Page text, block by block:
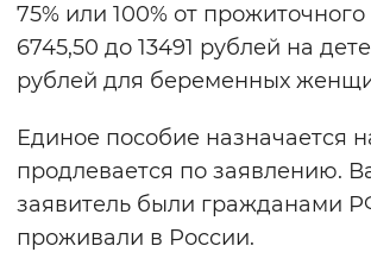
75% или 100% от
6745,50 до 13491 рублей на
рублей для беременных
Единое пособие назначается
продлевается по заявлению.
заявитель были гражданами
проживали в России.